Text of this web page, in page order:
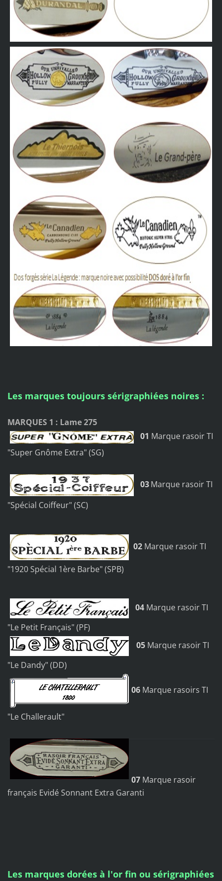
Les marques toujours sérigraphiées noires :
MARQUES 1 : Lame 275
01 Marque rasoir TI
"Super Gnôme Extra" (SG)
03Marque rasoir TI
"Spécial Coiffeur" (SC)
02 Marque rasoir TI
"1920 Spécial 1ère Barbe" (SPB)
04 Marque rasoir TI
"Le Petit Français" (PF)
05 Marque rasoir TI
"Le Dandy" (DD)
06 Marque rasoirs TI
"Le Challerault"
07 Marque rasoir
français Evidé Sonnant Extra Garanti
Les marques dorées à l'or fin ou sérigraphiées